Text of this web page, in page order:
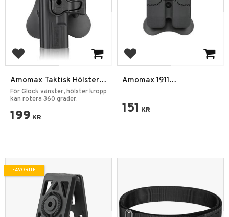
Add to favorites
Amomax Taktisk Hölster
AM-GAGL Glock Vänster
För Glock vänster, hölster kropp
kan rotera 360 grader.
199 KR
Add to favorites
Amomax 1911
151 KR
FAVORITE